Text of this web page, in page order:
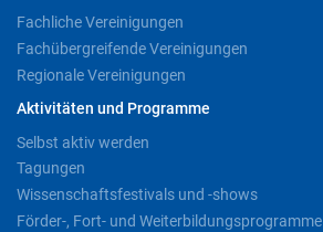
Fachliche Vereinigungen
Fachübergreifende Vereinigungen
Regionale Vereinigungen
Aktivitäten und Programme
Selbst aktiv werden
Tagungen
Wissenschaftsfestivals und -shows
Förder-, Fort- und Weiterbildungsprogramme